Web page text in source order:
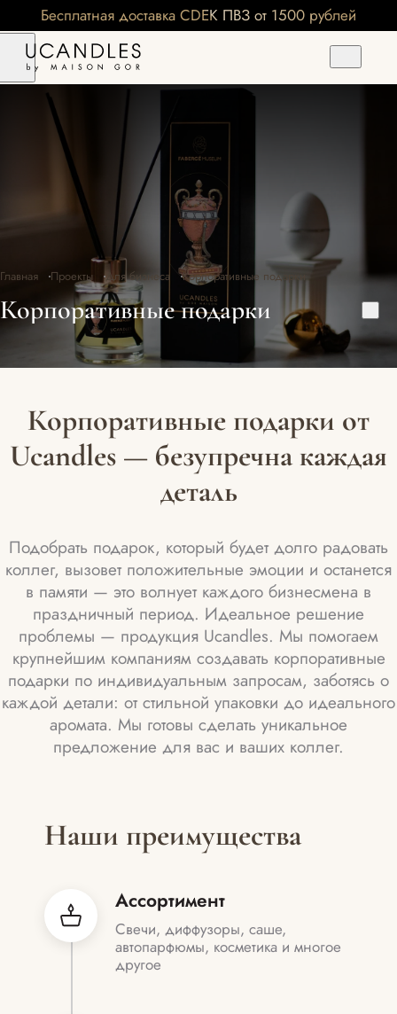
Бесплатная доставка CDEK ПВЗ от 1500 рублей
Главная Проекты Для бизнеса Корпоративные подарки
Корпоративные подарки
Корпоративные подарки от
Ucandles — безупречна каждая
деталь
Подобрать подарок, который будет долго радовать
коллег, вызовет положительные эмоции и останется
в памяти — это волнует каждого бизнесмена в
праздничный период. Идеальное решение
проблемы — продукция Ucandles. Мы помогаем
крупнейшим компаниям создавать корпоративные
подарки по индивидуальным запросам, заботясь о
каждой детали: от стильной упаковки до идеального
аромата. Мы готовы сделать уникальное
предложение для вас и ваших коллег.
Наши преимущества
Ассортимент
Свечи, диффузоры, саше,
автопарфюмы, косметика и многое
другое